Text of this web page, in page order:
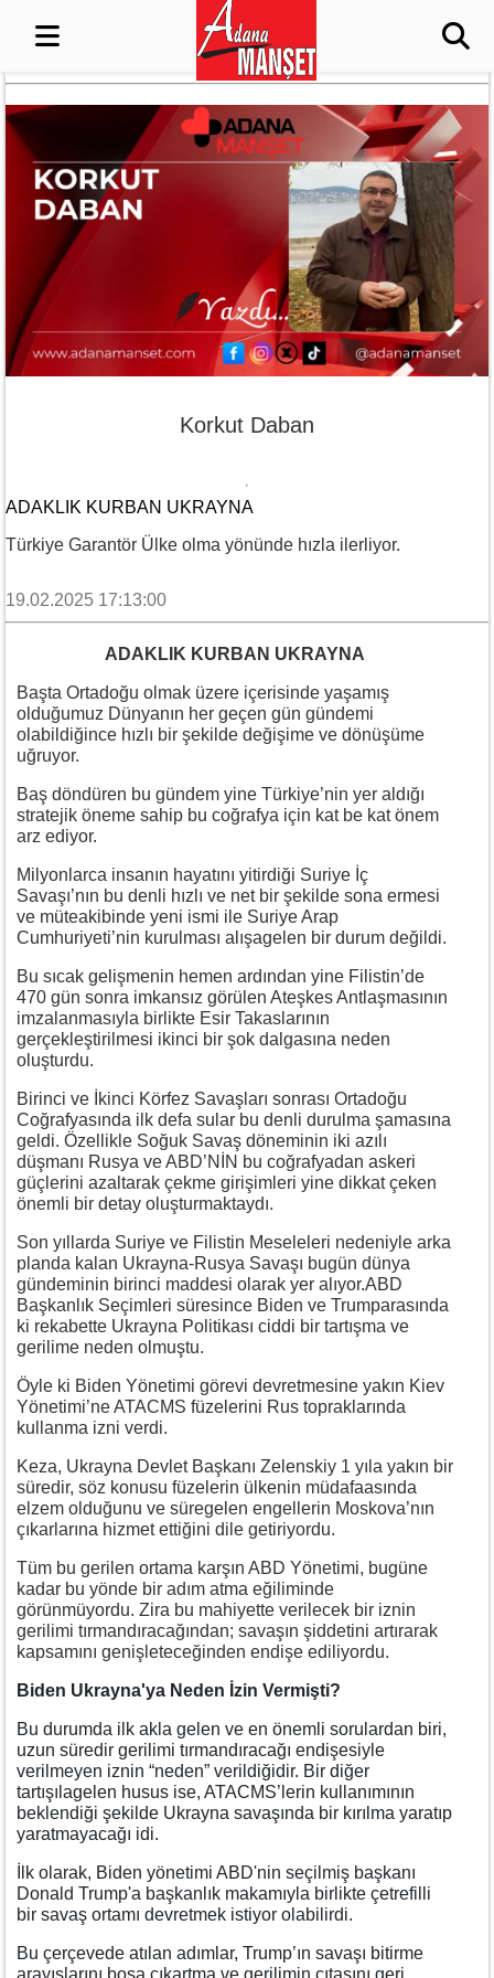
Korkut Daban
ADAKLIK KURBAN UKRAYNA
Türkiye Garantör Ülke olma yönünde hızla ilerliyor.
19.02.2025 17:13:00
ADAKLIK KURBAN UKRAYNA
Başta Ortadoğu olmak üzere içerisinde yaşamış
olduğumuz Dünyanın her geçen gün gündemi
olabildiğince hızlı bir şekilde değişime ve dönüşüme
uğruyor.
Baş döndüren bu gündem yine Türkiye’nin yer aldığı
stratejik öneme sahip bu coğrafya için kat be kat önem
arz ediyor.
Milyonlarca insanın hayatını yitirdiği Suriye İç
Savaşı’nın bu denli hızlı ve net bir şekilde sona ermesi
ve müteakibinde yeni ismi ile Suriye Arap
Cumhuriyeti’nin kurulması alışagelen bir durum değildi.
Bu sıcak gelişmenin hemen ardından yine Filistin’de
470 gün sonra imkansız görülen Ateşkes Antlaşmasının
imzalanmasıyla birlikte Esir Takaslarının
gerçekleştirilmesi ikinci bir şok dalgasına neden
oluşturdu.
Birinci ve İkinci Körfez Savaşları sonrası Ortadoğu
Coğrafyasında ilk defa sular bu denli durulma şamasına
geldi. Özellikle Soğuk Savaş döneminin iki azılı
düşmanı Rusya ve ABD’NİN bu coğrafyadan askeri
güçlerini azaltarak çekme girişimleri yine dikkat çeken
önemli bir detay oluşturmaktaydı.
Son yıllarda Suriye ve Filistin Meseleleri nedeniyle arka
planda kalan Ukrayna-Rusya Savaşı bugün dünya
gündeminin birinci maddesi olarak yer alıyor.ABD
Başkanlık Seçimleri süresince Biden ve Trumparasında
ki rekabette Ukrayna Politikası ciddi bir tartışma ve
gerilime neden olmuştu.
Öyle ki Biden Yönetimi görevi devretmesine yakın Kiev
Yönetimi’ne ATACMS füzelerini Rus topraklarında
kullanma izni verdi.
Keza, Ukrayna Devlet Başkanı Zelenskiy 1 yıla yakın bir
süredir, söz konusu füzelerin ülkenin müdafaasında
elzem olduğunu ve süregelen engellerin Moskova’nın
çıkarlarına hizmet ettiğini dile getiriyordu.
Tüm bu gerilen ortama karşın ABD Yönetimi, bugüne
kadar bu yönde bir adım atma eğiliminde
görünmüyordu. Zira bu mahiyette verilecek bir iznin
gerilimi tırmandıracağından; savaşın şiddetini artırarak
kapsamını genişleteceğinden endişe ediliyordu.
Biden Ukrayna'ya Neden İzin Vermişti?
Bu durumda ilk akla gelen ve en önemli sorulardan biri,
uzun süredir gerilimi tırmandıracağı endişesiyle
verilmeyen iznin “neden” verildiğidir. Bir diğer
tartışılagelen husus ise, ATACMS’lerin kullanımının
beklendiği şekilde Ukrayna savaşında bir kırılma yaratıp
yaratmayacağı idi.
İlk olarak, Biden yönetimi ABD'nin seçilmiş başkanı
Donald Trump'a başkanlık makamıyla birlikte çetrefilli
bir savaş ortamı devretmek istiyor olabilirdi.
Bu çerçevede atılan adımlar, Trump’ın savaşı bitirme
arayışlarını boşa çıkartma ve gerilimin çıtasını geri